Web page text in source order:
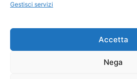
Gestisci servizi
Accetta
Nega
Copyright 2026 NotiziePlus.com
Edizioni Web4Star